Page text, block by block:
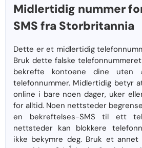
Midlertidig nummer
SMS fra Storbritannia
Dette er et midlertidig
Bruk dette falske
bekrefte kontoene dine
telefonnummer. Midlertidig betyr
online i bare noen dager, uker
for alltid. Noen nettsteder
en bekreftelses-SMS til ett
nettsteder kan blokkere
ikke bekymre deg. Bruk et annet